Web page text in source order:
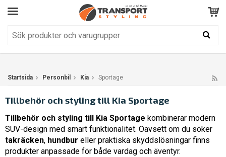
Kundservice
Startsida Personbil Kia Sportage
Tillbehör och styling till Kia Sportage
Tillbehör och styling till Kia Sportage kombinerar modern
SUV-design med smart funktionalitet. Oavsett om du söker
takräcken, hundbur eller praktiska skyddslösningar finns
produkter anpassade för både vardag och äventyr.